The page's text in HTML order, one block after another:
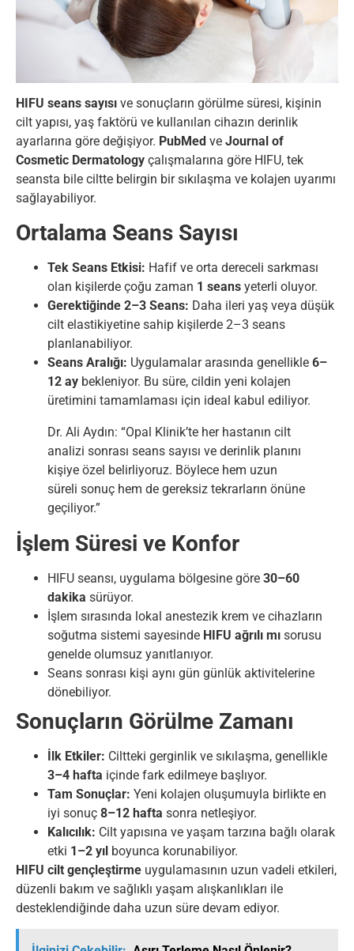
HIFU seans sayısı ve sonuçların görülme süresi, kişinin
cilt yapısı, yaş faktörü ve kullanılan cihazın derinlik
ayarlarına göre değişiyor. PubMed ve Journal of
Cosmetic Dermatology çalışmalarına göre HIFU, tek
seansta bile ciltte belirgin bir sıkılaşma ve kolajen uyarımı
sağlayabiliyor.
Ortalama Seans Sayısı
Tek Seans Etkisi: Hafif ve orta dereceli sarkması
olan kişilerde çoğu zaman 1 seans yeterli oluyor.
Gerektiğinde 2–3 Seans: Daha ileri yaş veya düşük
cilt elastikiyetine sahip kişilerde 2–3 seans
planlanabiliyor.
Seans Aralığı: Uygulamalar arasında genellikle 6–
12 ay bekleniyor. Bu süre, cildin yeni kolajen
üretimini tamamlaması için ideal kabul ediliyor.
Dr. Ali Aydın: “Opal Klinik’te her hastanın cilt
analizi sonrası seans sayısı ve derinlik planını
kişiye özel belirliyoruz. Böylece hem uzun
süreli sonuç hem de gereksiz tekrarların önüne
geçiliyor.”
İşlem Süresi ve Konfor
HIFU seansı, uygulama bölgesine göre 30–60
dakika sürüyor.
İşlem sırasında lokal anestezik krem ve cihazların
soğutma sistemi sayesinde HIFU ağrılı mı sorusu
genelde olumsuz yanıtlanıyor.
Seans sonrası kişi aynı gün günlük aktivitelerine
dönebiliyor.
Sonuçların Görülme Zamanı
İlk Etkiler: Ciltteki gerginlik ve sıkılaşma, genellikle
3–4 hafta içinde fark edilmeye başlıyor.
Tam Sonuçlar: Yeni kolajen oluşumuyla birlikte en
iyi sonuç 8–12 hafta sonra netleşiyor.
Kalıcılık: Cilt yapısına ve yaşam tarzına bağlı olarak
etki 1–2 yıl boyunca korunabiliyor.
HIFU cilt gençleştirme uygulamasının uzun vadeli etkileri,
düzenli bakım ve sağlıklı yaşam alışkanlıkları ile
desteklendiğinde daha uzun süre devam ediyor.